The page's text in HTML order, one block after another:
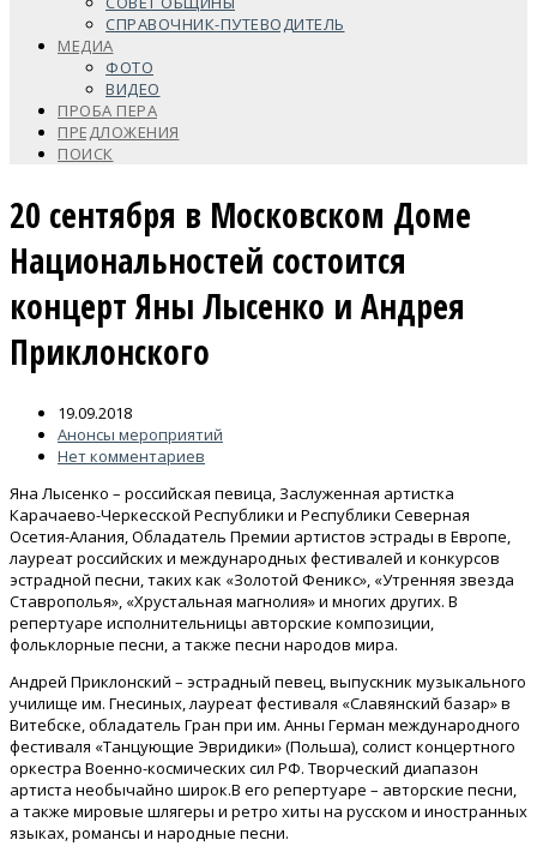
СПРАВОЧНИК-ПУТЕВОДИТЕЛЬ
МЕДИА
ФОТО
ВИДЕО
ПРОБА ПЕРА
ПРЕДЛОЖЕНИЯ
ПОИСК
20 сентября в Московском Доме
Национальностей состоится
концерт Яны Лысенко и Андрея
Приклонского
19.09.2018
Анонсы мероприятий
Нет комментариев
Яна Лысенко – российская певица, Заслуженная артистка
Карачаево-Черкесской Республики и Республики Северная
Осетия-Алания, Обладатель Премии артистов эстрады в Европе,
лауреат российских и международных фестивалей и конкурсов
эстрадной песни, таких как «Золотой Феникс», «Утренняя звезда
Ставрополья», «Хрустальная магнолия» и многих других. В
репертуаре исполнительницы авторские композиции,
фольклорные песни, а также песни народов мира.
Андрей Приклонский – эстрадный певец, выпускник музыкального
училище им. Гнесиных, лауреат фестиваля «Славянский базар» в
Витебске, обладатель Гран при им. Анны Герман международного
фестиваля «Танцующие Эвридики» (Польша), солист концертного
оркестра Военно-космических сил РФ. Творческий диапазон
артиста необычайно широк.В его репертуаре – авторские песни,
а также мировые шлягеры и ретро хиты на русском и иностранных
языках, романсы и народные песни.